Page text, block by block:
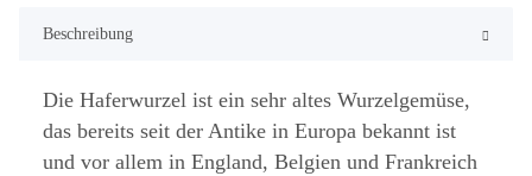
Beschreibung
Die Haferwurzel ist ein sehr altes Wurzelgemüse,
das bereits seit der Antike in Europa bekannt ist
und vor allem in England, Belgien und Frankreich